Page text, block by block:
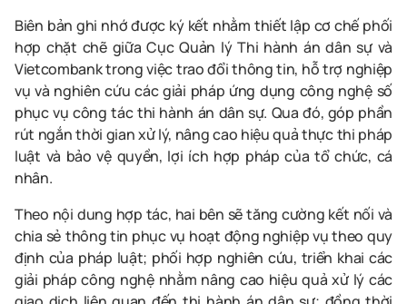
Biên bản ghi nhớ được ký kết nhằm thiết lập cơ chế phối
hợp chặt chẽ giữa Cục Quản lý Thi hành án dân sự và
Vietcombank trong việc trao đổi thông tin, hỗ trợ nghiệp
vụ và nghiên cứu các giải pháp ứng dụng công nghệ số
phục vụ công tác thi hành án dân sự. Qua đó, góp phần
rút ngắn thời gian xử lý, nâng cao hiệu quả thực thi pháp
luật và bảo vệ quyền, lợi ích hợp pháp của tổ chức, cá
nhân.
Theo nội dung hợp tác, hai bên sẽ tăng cường kết nối và
chia sẻ thông tin phục vụ hoạt động nghiệp vụ theo quy
định của pháp luật; phối hợp nghiên cứu, triển khai các
giải pháp công nghệ nhằm nâng cao hiệu quả xử lý các